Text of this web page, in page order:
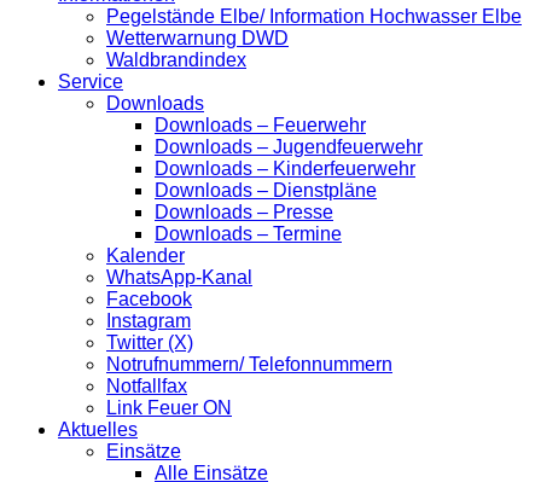
Pegelstände Elbe/ Information Hochwasser Elbe
Wetterwarnung DWD
Waldbrandindex
Service
Downloads
Downloads – Feuerwehr
Downloads – Jugendfeuerwehr
Downloads – Kinderfeuerwehr
Downloads – Dienstpläne
Downloads – Presse
Downloads – Termine
Kalender
WhatsApp-Kanal
Facebook
Instagram
Twitter (X)
Notrufnummern/ Telefonnummern
Notfallfax
Link Feuer ON
Aktuelles
Einsätze
Alle Einsätze